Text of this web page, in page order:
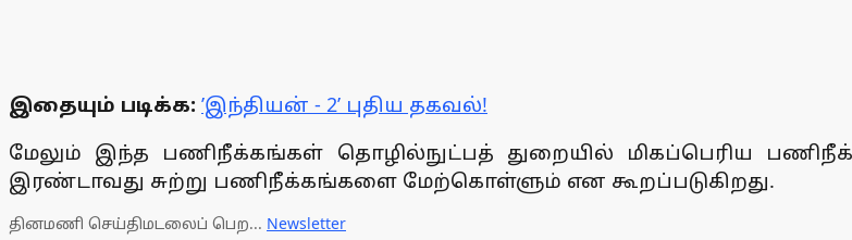
இதையும் படிக்க: ’இந்தியன் - 2’ புதிய தகவல்!
மேலும் இந்த பணிநீக்கங்கள் தொழில்நுட்பத் துறையில் மிகப்பெரிய
இரண்டாவது சுற்று பணிநீக்கங்களை மேற்கொள்ளும் என கூறப்படுகிறது.
தினமணி செய்திமடலைப் பெற... Newsletter